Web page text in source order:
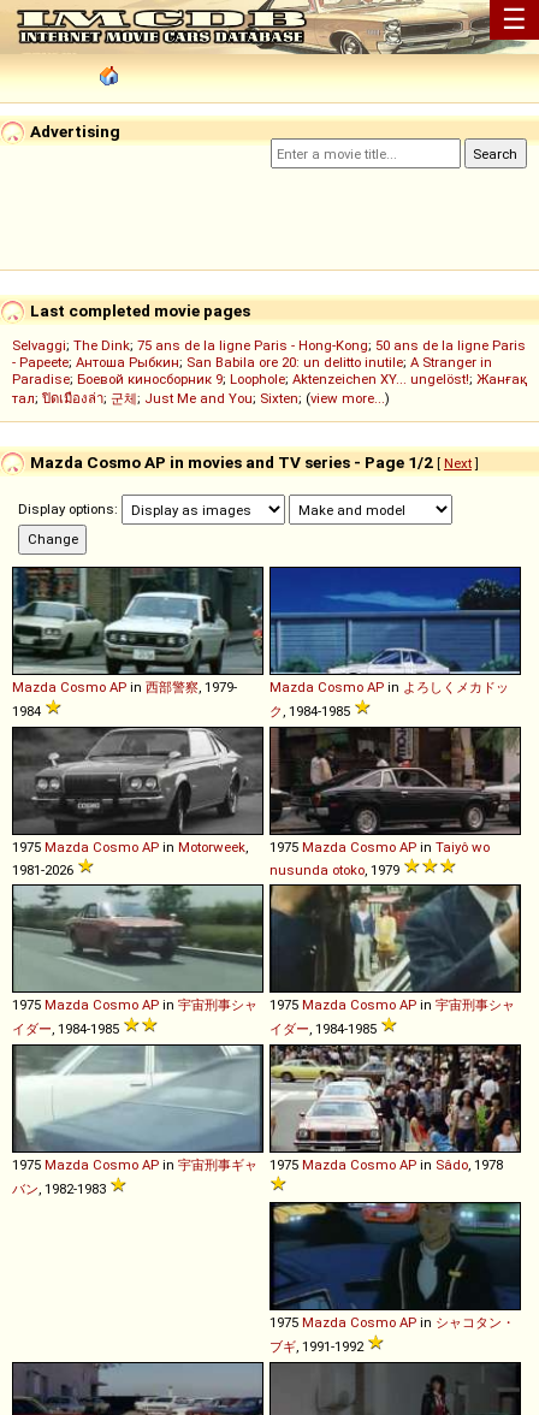
☰
Advertising
Last completed movie pages
Selvaggi; The Dink; 75 ans de la ligne Paris - Hong-Kong; 50 ans de la ligne Paris
- Papeete; Антоша Рыбкин; San Babila ore 20: un delitto inutile; A Stranger in
Paradise; Боевой киносборник 9; Loophole; Aktenzeichen XY... ungelöst!; Жанғақ
тал; ปิดเมืองล่า; 군체; Just Me and You; Sixten; (view more...)
Mazda Cosmo AP in movies and TV series - Page 1/2 [ Next]
Display options:
Mazda Cosmo AP in 西部警察 , 1979-
1984
Mazda Cosmo AP in よろしくメカドッ
ク , 1984-1985
1975 Mazda Cosmo AP in Motorweek
1981-2026
1975 Mazda Cosmo AP in Taiyô wo
nusunda otoko , 1979
1975 Mazda Cosmo AP in 宇宙刑事シャ
イダー , 1984-1985
1975 Mazda Cosmo AP in 宇宙刑事シャ
イダー , 1984-1985
1975 Mazda Cosmo AP in 宇宙刑事ギャ
バン , 1982-1983
1975 Mazda Cosmo AP in Sâdo , 1978
1975 Mazda Cosmo AP in シャコタン・
ブギ , 1991-1992